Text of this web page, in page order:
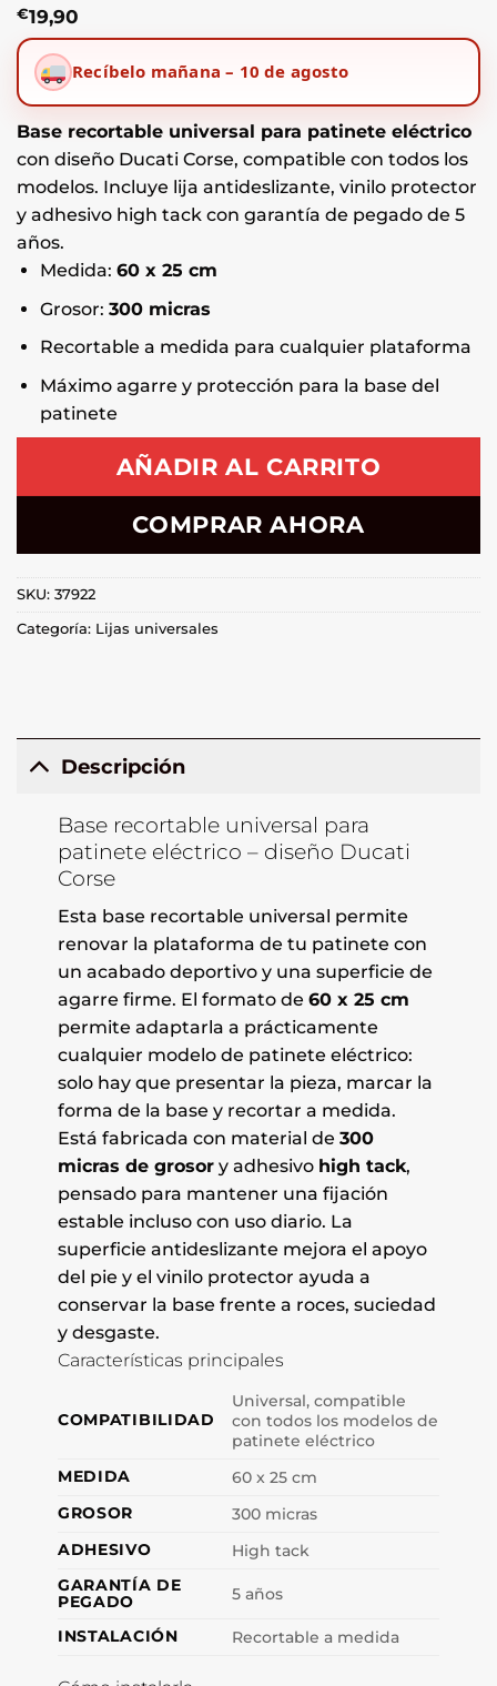
€19,90
Recíbelo mañana – 10 de agosto
Base recortable universal para patinete eléctrico
con diseño Ducati Corse, compatible con todos los
modelos. Incluye lija antideslizante, vinilo protector
y adhesivo high tack con garantía de pegado de 5
años.
Medida: 60 x 25 cm
Grosor: 300 micras
Recortable a medida para cualquier plataforma
Máximo agarre y protección para la base del
patinete
AÑADIR AL CARRITO
COMPRAR AHORA
SKU: 37922
Categoría: Lijas universales
Descripción
Base recortable universal para
patinete eléctrico – diseño Ducati
Corse
Esta base recortable universal permite
renovar la plataforma de tu patinete con
un acabado deportivo y una superficie de
agarre firme. El formato de 60 x 25 cm
permite adaptarla a prácticamente
cualquier modelo de patinete eléctrico:
solo hay que presentar la pieza, marcar la
forma de la base y recortar a medida.
Está fabricada con material de 300
micras de grosory adhesivo high tack,
pensado para mantener una fijación
estable incluso con uso diario. La
superficie antideslizante mejora el apoyo
del pie y el vinilo protector ayuda a
conservar la base frente a roces, suciedad
y desgaste.
Características principales
COMPATIBILIDAD
Universal, compatible
con todos los modelos de
patinete eléctrico
MEDIDA
60 x 25 cm
GROSOR
300 micras
ADHESIVO
High tack
GARANTÍA DE
PEGADO
5 años
INSTALACIÓN Recortable a medida